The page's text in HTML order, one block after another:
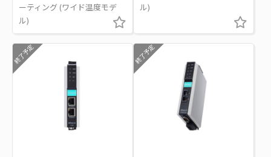
ーティング (ワイド温度モデ
ル)
ル)
終了予定 終了予定